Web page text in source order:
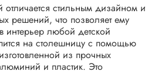
отличается стильным дизайном и
решений, что позволяет ему
интерьер любой детской
на столешницу с помощью
из прочных
и пластик. Это